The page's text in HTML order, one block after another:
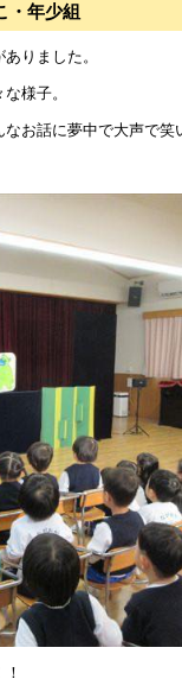
・年少組
りました。
様子。
お話に夢中で大声で笑